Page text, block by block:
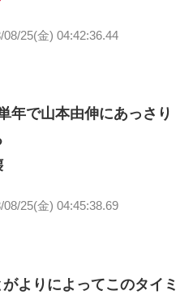
08/25(金) 04:42:36.44
年で山本由伸にあっさり
08/25(金) 04:45:38.69
よりによってこのタイミ